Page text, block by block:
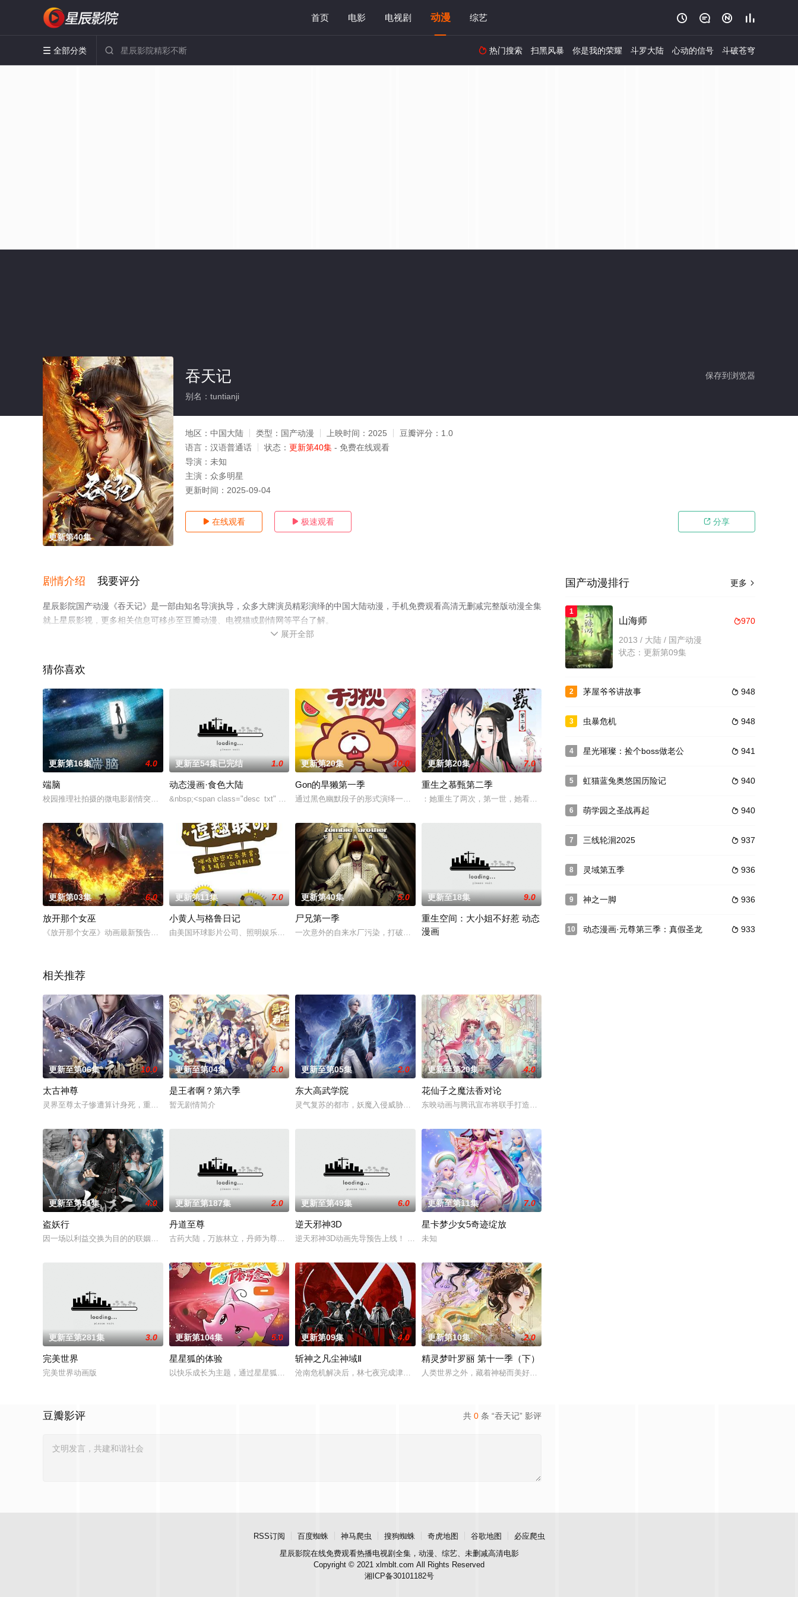
首页 电影 电视剧 动漫 综艺    
 全部分类   热门搜索 扫黑风暴 你是我的荣耀 斗罗大陆 心动的信号 斗破苍穹
更新第40集
保存到浏览器
吞天记
别名：tuntianji
地区： 中国大陆 类型： 国产动漫 上映时间： 2025 豆瓣评分： 1.0
语言： 汉语普通话 状态： 更新第40集 - 免费在线观看
导演： 未知
主演： 众多明星
更新时间： 2025-09-04
 在线观看  极速观看  分享
剧情介绍 我要评分
星辰影院国产动漫《吞天记》是一部由知名导演执导，众多大牌演员精彩演绎的中国大陆动漫，手机免费观看高清无删减完整版动漫全集
就上星辰影视，更多相关信息可移步至豆瓣动漫、电视猫或剧情网等平台了解。
 展开全部
猜你喜欢
更新第16集 4.0
端脑
校园推理社拍摄的微电影剧情突然成为现实！微电影的女主角、夏驰的女友晴知突然收到神秘来信，离奇失踪。更为诡异的是，如同不曾存在过一般，除了夏驰和好友孟秦外，竟无人记得晴知这个人……为了寻找晴知，夏
更新至54集已完结 1.0
动态漫画·食色大陆
&nbsp;<span class="desc_txt" style="margin: 0px; padding: 0px;">付炎泽在逃婚被追的过程中神奇的穿越到了异界，他突兀地出现在了女主人公凌幻樱家里，并且被对方当
更新第20集 10.0
Gon的旱獭第一季
通过黑色幽默段子的形式演绎一只旱獭的搞笑日常，性格非常的懒的旱獭，拖延症晚期，想减肥又爱喝可乐，相信99%的人都跟旱獭一样纠结又放
更新第20集 7.0
重生之慕甄第二季
：她重生了两次，第一世，她看着他与别的女人双宿双飞，郁郁而终，第二世，她拼尽全力、不择手段，只
更新第03集 6.0
放开那个女巫
《放开那个女巫》动画最新预告：真实存在的女巫？这世界似乎跟自己想的不太一样！
更新第11集 7.0
小黄人与格鲁日记
由美国环球影片公司、照明娱乐联手打造的人气动画喜剧《神偷奶爸3》重磅归来，第三部依然延续前作风格，贱萌小黄人、蠢萌大盗、可爱萝莉等亮眼元素悉数回归，在此基础上，片
更新第40集 5.0
尸兄第一季
一次意外的自来水厂污染，打破了屌丝青年白小飞的平淡生活。面对前所未闻超强大尸兄，小飞 毅然踏上了寻找女友的道路。但途中困难重重，
更新至18集 9.0
重生空间：大小姐不好惹 动态
漫画
相关推荐
更新至第06集 10.0
太古神尊
灵界至尊太子惨遭算计身死，重生跌落凡尘沦为底层杂役！身怀绝世造化神丹与逆天功法，仅凭一柄锈剑掀翻整片武道世界。双武魂同步觉醒，炼化万灵、参悟神魂
更新至第04集 5.0
是王者啊？第六季
暂无剧情简介
更新至第05集 2.0
东大高武学院
灵气复苏的都市，妖魔入侵威胁来袭，天生废灵根的少年秦雨体内意外觉醒神力，被选中成为神秘至强功法万物生的传承人。秦雨加入东大高武学
更新至第20集 4.0
花仙子之魔法香对论
东映动画与腾讯宣布将联手打造『花仙子』全新动画 新作将继承经典、结合潮流、呈现崭新的花仙子世界。
更新至第51集 4.0
盗妖行
因一场以利益交换为目的的联姻，太玄楼刺客江元与九璇宗圣女韶月奉命成婚。两人在洞房夜发起暗杀，却发现彼此皆是不死之身。为了得到对方宗门的秘宝御妖铃、镇魔钟，两人从死敌转为表面夫妻，虚与委蛇。但两人
更新至第187集 2.0
丹道至尊
古药大陆，万族林立，丹师为尊，阴阳丹神苏北皇为炼神丹耗尽心血却被红颜暗算，与丹药融为一体隐藏百年。百年后，其子孙苏北天受辱，仍顽强抵抗，意外获丹神传承，霸气归来
更新至第49集 6.0
逆天邪神3D
逆天邪神3D动画先导预告上线！ 掌天毒之珠，承邪神之血，修逆天之力。 高能工作室出品，爱奇艺全网独播，敬请期待！
更新至第11集 7.0
星卡梦少女5奇迹绽放
未知
更新至第281集 3.0
完美世界
完美世界动画版
更新第104集 5.0
星星狐的体验
以快乐成长为主题，通过星星狐演绎不同的职业角色，帮助了孩子们了解职业，带领他们找寻到自己的兴趣与爱好，树立职业理想，并不断为这一理想而努力。
更新第09集 4.0
斩神之凡尘神域Ⅱ
沧南危机解决后，林七夜完成津南山为期一年的守夜人集训考核，成为了正式的守夜人后，重回136小队，与伙伴再度开启一场与古神教会的崭新
更新第10集 2.0
精灵梦叶罗丽 第十一季（下）
人类世界之外，藏着神秘而美好的叶罗丽仙境。这里的仙子因自然与人类世界的兴衰而生，也与万物命运相
共 0 条 “吞天记” 影评
豆瓣影评
更多 
国产动漫排行
1
970
山海师
2013 / 大陆 / 国产动漫
状态：更新第09集
2  948
茅屋爷爷讲故事
3  948
虫暴危机
4  941
星光璀璨：捡个boss做老公
5  940
虹猫蓝兔奥悠国历险记
6  940
萌学园之圣战再起
7  937
三线轮洄2025
8  936
灵域第五季
9  936
神之一脚
10  933
动态漫画·元尊第三季：真假圣龙
RSS订阅 百度蜘蛛 神马爬虫 搜狗蜘蛛 奇虎地图 谷歌地图
必应爬虫
星辰影院在线免费观看热播电视剧全集，动漫、综艺、未删减高清电影
Copyright © 2021 xlmblt.com All Rights Reserved
湘ICP备30101182号